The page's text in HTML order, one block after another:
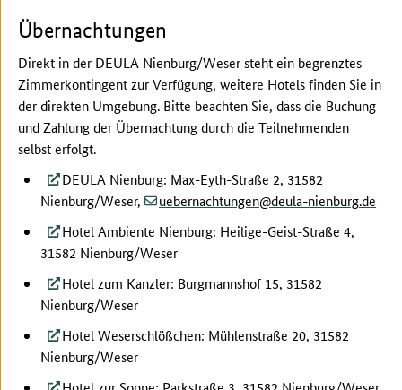
Übernachtungen
Direkt in der DEULA Nienburg/Weser steht ein begrenztes
Zimmerkontingent zur Verfügung, weitere Hotels finden Sie in
der direkten Umgebung. Bitte beachten Sie, dass die Buchung
und Zahlung der Übernachtung durch die Teilnehmenden
selbst erfolgt.
DEULA Nienburg: Max-Eyth-Straße 2, 31582
Nienburg/Weser,
uebernachtungen (at)
deula-nienburg(dot)
de
Hotel Ambiente Nienburg: Heilige-Geist-Straße 4,
31582 Nienburg/Weser
Hotel zum Kanzler: Burgmannshof 15, 31582
Nienburg/Weser
Hotel Weserschlößchen: Mühlenstraße 20, 31582
Nienburg/Weser